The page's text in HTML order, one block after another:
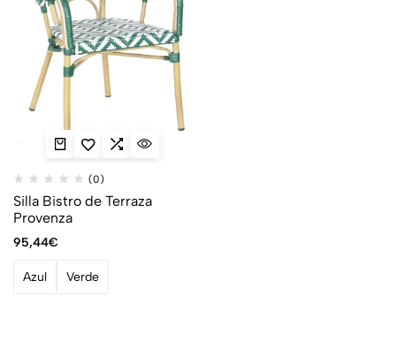
(0)
Silla Bistro de Terraza
Provenza
95,44€
Azul Verde